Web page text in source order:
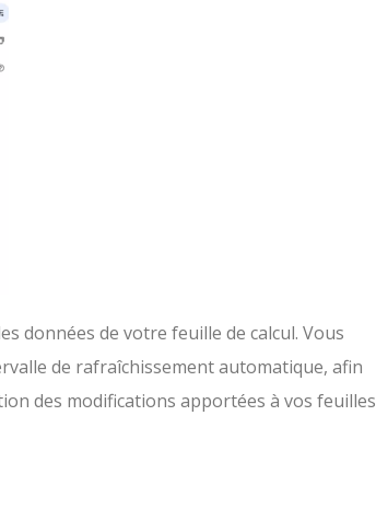
données de votre feuille de calcul. Vous
de rafraîchissement automatique, afin
des modifications apportées à vos feuilles